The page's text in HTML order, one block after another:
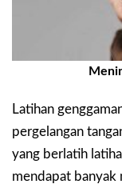
Latihan
pergelangan
yang berlatih
mendapat banyak